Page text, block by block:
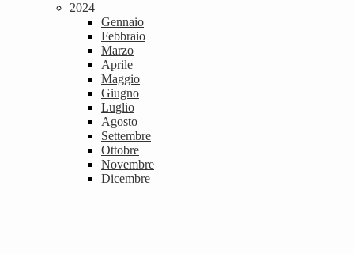
2024
Gennaio
Febbraio
Marzo
Aprile
Maggio
Giugno
Luglio
Agosto
Settembre
Ottobre
Novembre
Dicembre